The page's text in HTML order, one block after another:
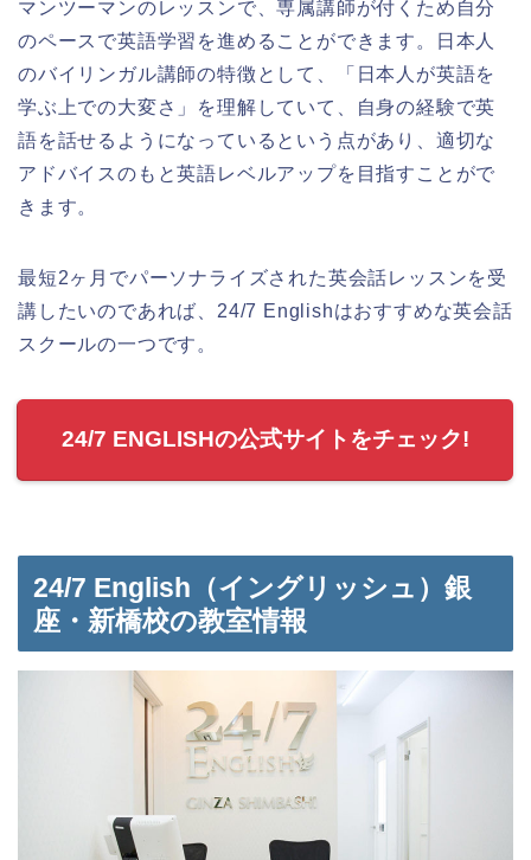
マンツーマンのレッスンで、専属講師が付くため自分
のペースで英語学習を進めることができます。日本人
のバイリンガル講師の特徴として、「日本人が英語を
学ぶ上での大変さ」を理解していて、自身の経験で英
語を話せるようになっているという点があり、適切な
アドバイスのもと英語レベルアップを目指すことがで
きます。
最短2ヶ月でパーソナライズされた英会話レッスンを受
講したいのであれば、24/7 Englishはおすすめな英会話
スクールの一つです。
24/7 ENGLISHの公式サイトをチェック!
24/7 English（イングリッシュ）銀
座・新橋校の教室情報